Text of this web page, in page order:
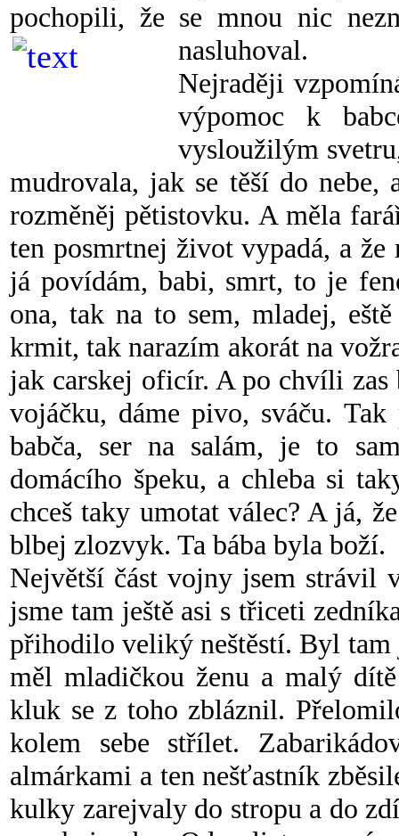
pochopili, že se mnou nic
nasluhoval.
Nejraději
výpomoc k
vysloužilým
mudrovala, jak se těší do
rozměněj pětistovku. A měla
ten posmrtnej život vypadá, a
já povídám, babi, smrt, to je
ona, tak na to sem, mladej,
krmit, tak narazím akorát na
jak carskej oficír. A po chvíli
vojáčku, dáme pivo, sváču.
babča, ser na salám, je to
domácího špeku, a chleba si
chceš taky umotat válec? A já,
blbej zlozvyk. Ta bába byla boží.
Největší část vojny jsem strávil
jsme tam ještě asi s třiceti
přihodilo veliký neštěstí. Byl
měl mladičkou ženu a malý
kluk se z toho zbláznil.
kolem sebe střílet.
almárkami a ten nešťastník
kulky zarejvaly do stropu a do